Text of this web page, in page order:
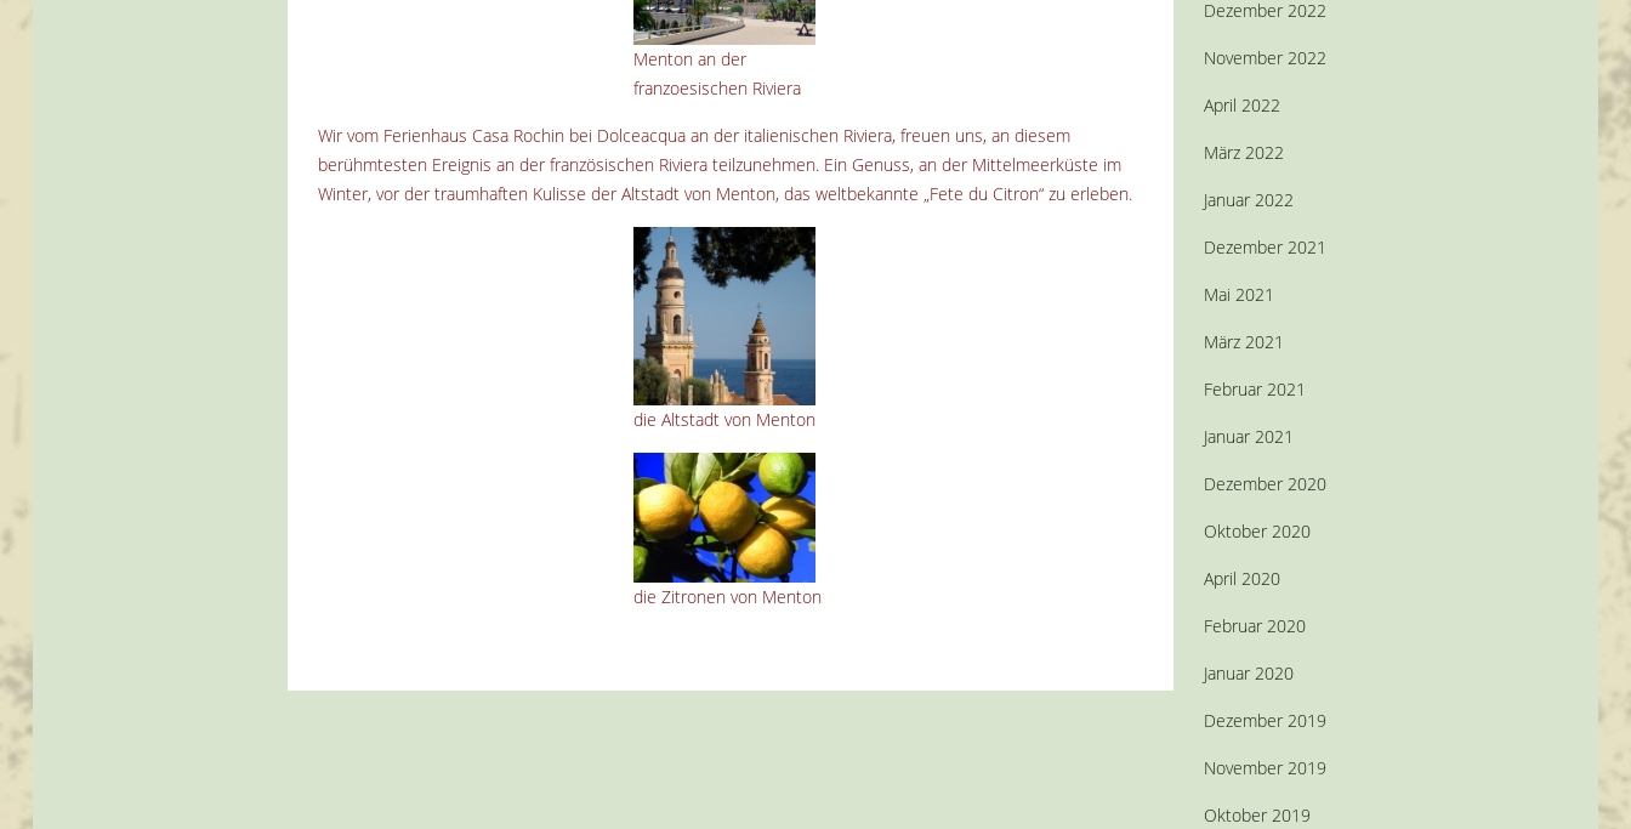
Menton an der
franzoesischen Riviera
Wir vom Ferienhaus Casa Rochin bei Dolceacqua an der italienischen Riviera, freuen uns, an diesem
berühmtesten Ereignis an der französischen Riviera teilzunehmen. Ein Genuss, an der Mittelmeerküste im
Winter, vor der traumhaften Kulisse der Altstadt von Menton, das weltbekannte „Fete du Citron“ zu erleben.
die Altstadt von Menton
die Zitronen von Menton
Dezember 2022
November 2022
April 2022
März 2022
Januar 2022
Dezember 2021
Mai 2021
März 2021
Februar 2021
Januar 2021
Dezember 2020
Oktober 2020
April 2020
Februar 2020
Januar 2020
Dezember 2019
November 2019
Oktober 2019